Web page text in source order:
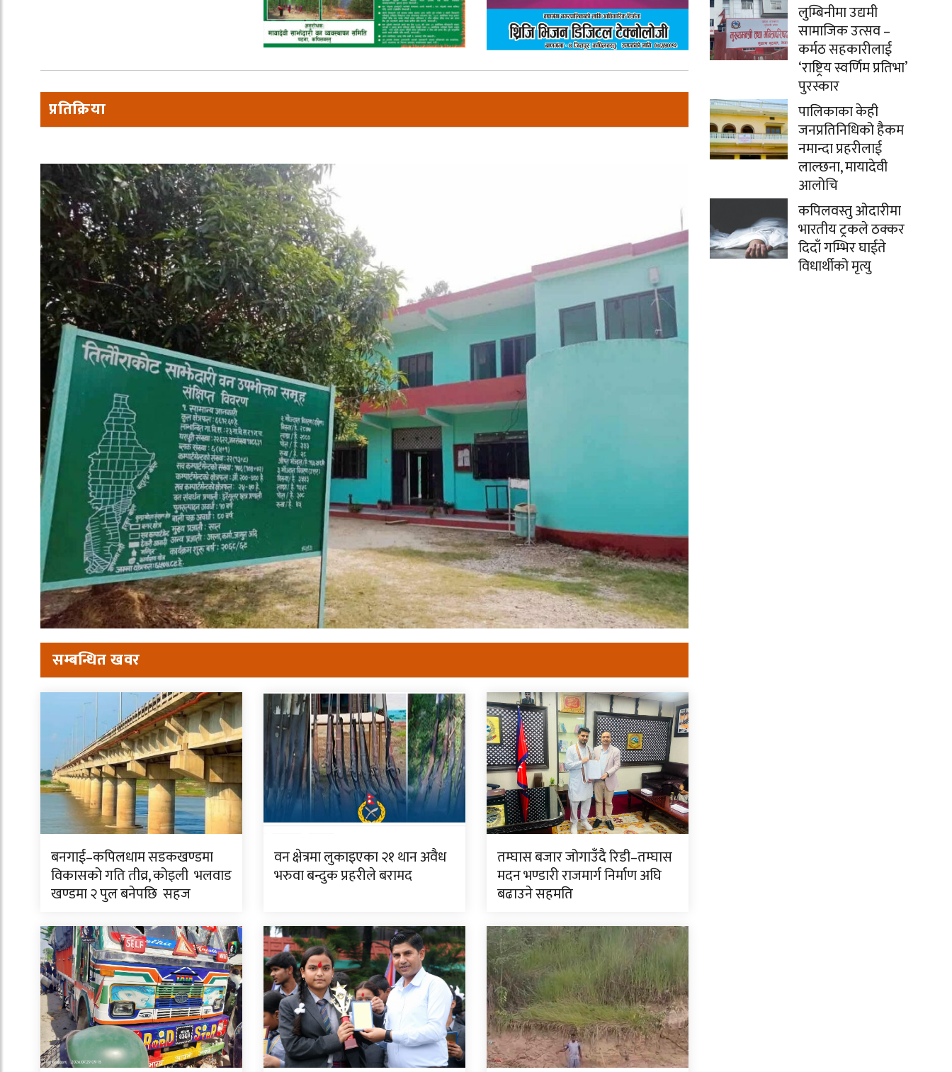
प्रतिक्रिया
सम्बन्धित खवर
बनगाई–कपिलधाम सडकखण्डमा
विकासको गति तीव्र, कोइली भलवाड
खण्डमा २ पुल बनेपछि सहज
वन क्षेत्रमा लुकाइएका २१ थान अवैध
भरुवा बन्दुक प्रहरीले बरामद
तम्घास बजार जोगाउँदै रिडी–तम्घास
मदन भण्डारी राजमार्ग निर्माण अघि
बढाउने सहमति
लुम्बिनीमा उद्यमी
सामाजिक उत्सव –
कर्मठ सहकारीलाई
‘राष्ट्रिय स्वर्णिम प्रतिभा’
पुरस्कार
पालिकाका केही
जनप्रतिनिधिको हैकम
नमान्दा प्रहरीलाई
लाल्छना, मायादेवी
आलोचि
कपिलवस्तु ओदारीमा
भारतीय ट्रकले ठक्कर
दिदाँ गम्भिर घाईते
विधार्थीको मृत्यु